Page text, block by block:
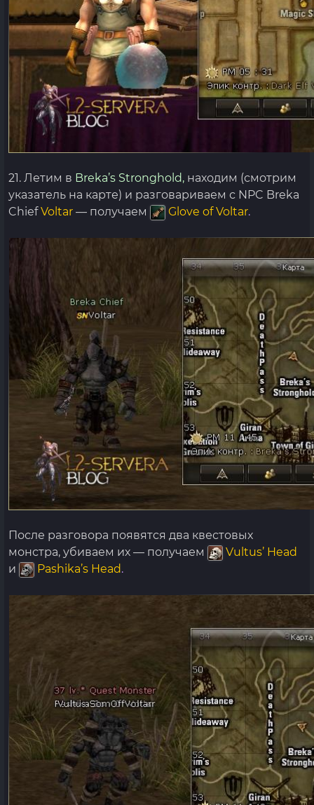
21. Летим в Breka’s Stronghold, находим (смотрим
указатель на карте) и разговариваем с NPC Breka
ChiefVoltar — получаем Glove of Voltar.
После разговора появятся два квестовых
монстра, убиваем их — получаем
Vultus’ Head
и
Pashika’s Head.